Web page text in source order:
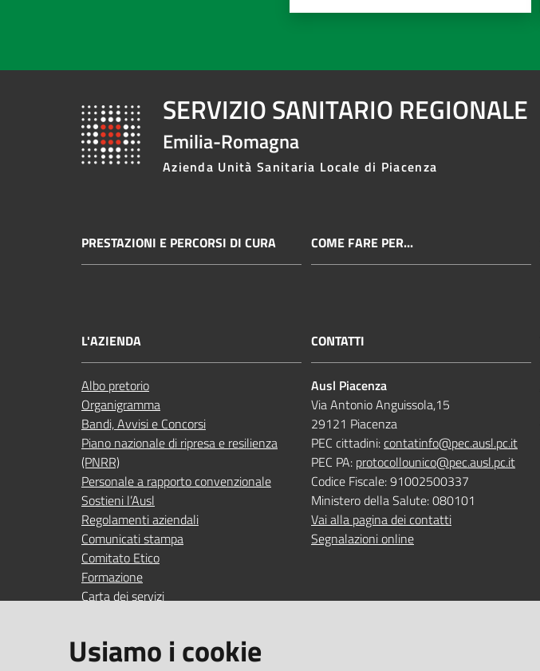
SERVIZIO SANITARIO REGIONALE
Emilia-Romagna
Azienda Unità Sanitaria Locale di Piacenza
PRESTAZIONI E PERCORSI DI CURA COME FARE PER...
L'AZIENDA
Albo pretorio
Organigramma
Bandi, Avvisi e Concorsi
Piano nazionale di ripresa e resilienza
(PNRR)
Personale a rapporto convenzionale
Sostieni l’Ausl
Regolamenti aziendali
Comunicati stampa
Comitato Etico
Formazione
Carta dei servizi
CONTATTI
Ausl Piacenza
Via Antonio Anguissola,15
29121 Piacenza
PEC cittadini:contatinfo@pec.ausl.pc.it
PEC PA: protocollounico@pec.ausl.pc.it
Codice Fiscale: 91002500337
Ministero della Salute: 080101
Vai alla pagina dei contatti
Segnalazioni online
Usiamo i cookie